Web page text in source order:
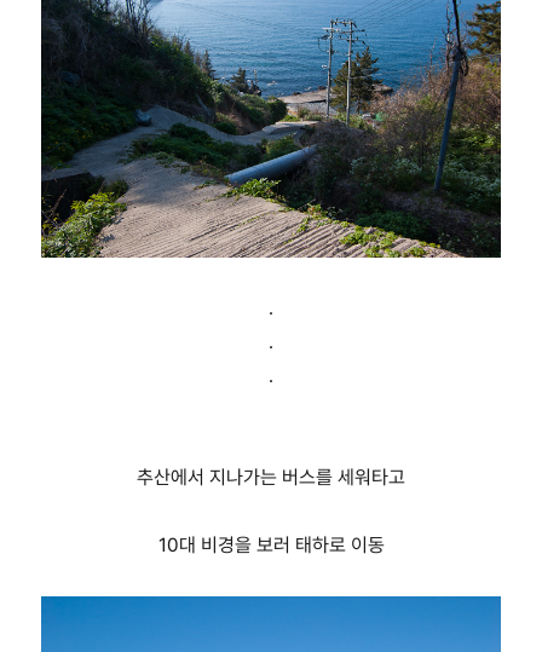
.
.
.
추산에서 지나가는 버스를 세워타고
10대 비경을 보러 태하로 이동